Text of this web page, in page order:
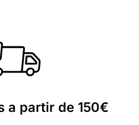
a partir de 150€